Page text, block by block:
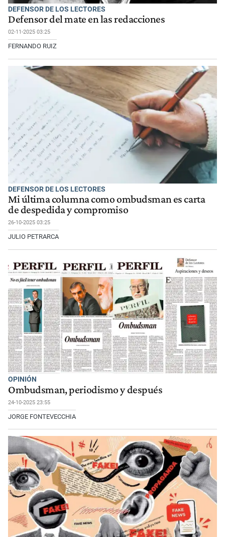
DEFENSOR DE LOS LECTORES
Defensor del mate en las redacciones
02-11-2025 03:25
FERNANDO RUIZ
DEFENSOR DE LOS LECTORES
Mi última columna como ombudsman es carta
de despedida y compromiso
26-10-2025 03:25
JULIO PETRARCA
OPINIÓN
Ombudsman, periodismo y después
24-10-2025 23:55
JORGE FONTEVECCHIA